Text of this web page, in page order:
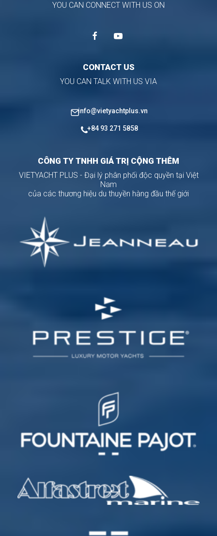
YOU CAN CONNECT WITH US ON
CONTACT US
YOU CAN TALK WITH US VIA
info@vietyachtplus.vn
+84 93 271 5858
CÔNG TY TNHH GIÁ TRỊ CỘNG THÊM
VIETYACHT PLUS - Đại lý phân phối độc quyền tại Việt
Nam
của các thương hiệu du thuyền hàng đầu thế giới